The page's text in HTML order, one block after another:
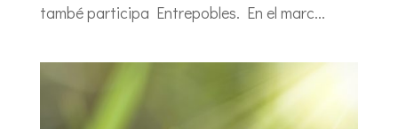
també participa Entrepobles. En el marc...